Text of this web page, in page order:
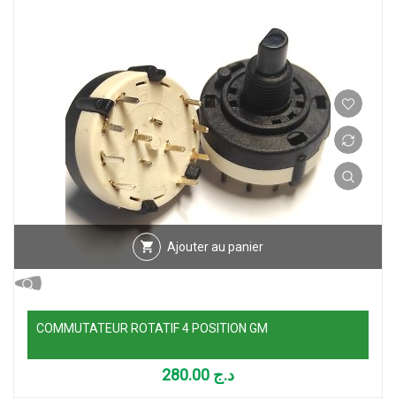
Ajouter au panier
COMMUTATEUR ROTATIF 4 POSITION GM
د.ج